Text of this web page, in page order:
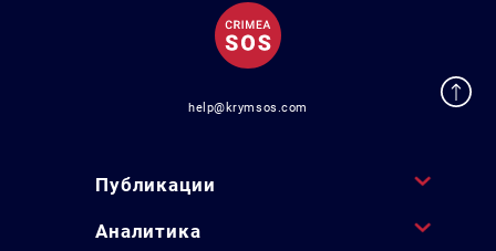
help@krymsos.com
Публикации
Аналитика